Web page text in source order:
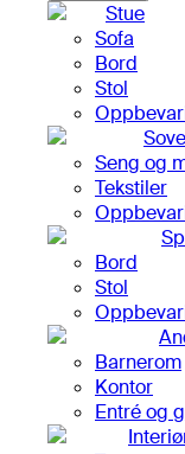
Stue
Sofa
Bord
Stol
Seng og
Tekstiler
Bord
Stol
Barnerom
Kontor
Entré og